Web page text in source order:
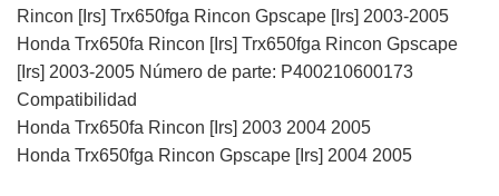
Rincon [Irs] Trx650fga Rincon Gpscape [Irs] 2003-2005
Honda Trx650fa Rincon [Irs] Trx650fga Rincon Gpscape
[Irs] 2003-2005 Número de parte: P400210600173
Compatibilidad
Honda Trx650fa Rincon [Irs] 2003 2004 2005
Honda Trx650fga Rincon Gpscape [Irs] 2004 2005